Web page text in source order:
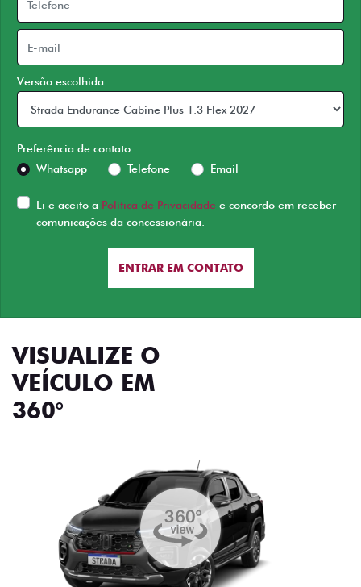
Versão escolhida
Preferência de contato:
Whatsapp
Telefone Email
Li e aceito a Política de Privacidade e concordo em receber
comunicações da concessionária.
ENTRAR EM CONTATO
VISUALIZE O
VEÍCULO EM
360°